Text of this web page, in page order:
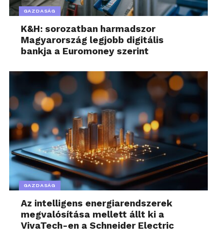
GAZDASÁG
K&H: sorozatban harmadszor
Magyarország legjobb digitális
bankja a Euromoney szerint
GAZDASÁG
Az intelligens energiarendszerek
megvalósítása mellett állt ki a
VivaTech-en a Schneider Electric